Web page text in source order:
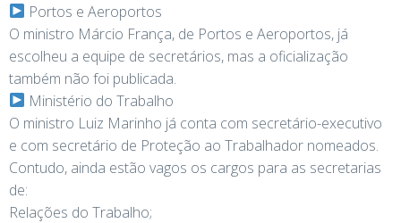
Portos e Aeroportos
O ministro Márcio França, de Portos e Aeroportos, já
escolheu a equipe de secretários, mas a oficialização
também não foi publicada.
Ministério do Trabalho
O ministro Luiz Marinho já conta com secretário-executivo
e com secretário de Proteção ao Trabalhador nomeados.
Contudo, ainda estão vagos os cargos para as secretarias
de:
Relações do Trabalho;